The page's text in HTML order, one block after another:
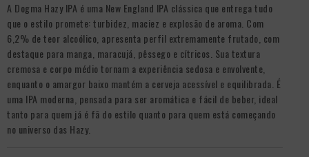
A Dogma Hazy IPA é uma New England IPA clássica que entrega tudo
que o estilo promete: turbidez, maciez e explosão de aroma. Com
6,2% de teor alcoólico, apresenta perfil extremamente frutado, com
destaque para manga, maracujá, pêssego e cítricos. Sua textura
cremosa e corpo médio tornam a experiência sedosa e envolvente,
enquanto o amargor baixo mantém a cerveja acessível e equilibrada. É
uma IPA moderna, pensada para ser aromática e fácil de beber, ideal
tanto para quem já é fã do estilo quanto para quem está começando
no universo das Hazy.